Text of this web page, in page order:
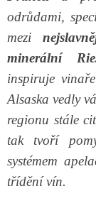
odrůdami,
mezi
minerální
inspiruje
Alsaska vedly
regionu stále
tak tvoří
systémem
třídění vín.